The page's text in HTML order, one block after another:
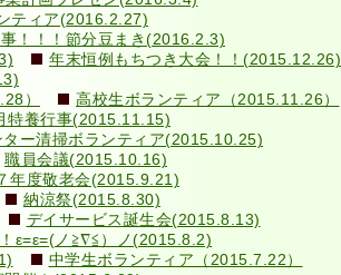
ティア(2016.2.27)
事！！！節分豆まき(2016.2.3)
年末恒例もちつき大会！！(2015.12.26)
）
高校生ボランティア（2015.11.26）
特養行事(2015.11.15)
ター清掃ボランティア(2015.10.25)
職員会議(2015.10.16)
年度敬老会(2015.9.21)
納涼祭(2015.8.30)
デイサービス誕生会(2015.8.13)
ε=ε=(ノ≧∇≦）ノ(2015.8.2)
中学生ボランティア（2015.7.22）